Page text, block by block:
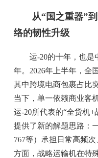
从“国之重器”
络的韧性升级
运-20的十年，也
年。2026年上半年，全
其中跨境电商包裹占比
当下，单一依赖商业客
运-20所代表的“全货机
提供了新的解题思路：
767等）承担日常高频
方面，战略运输机在特